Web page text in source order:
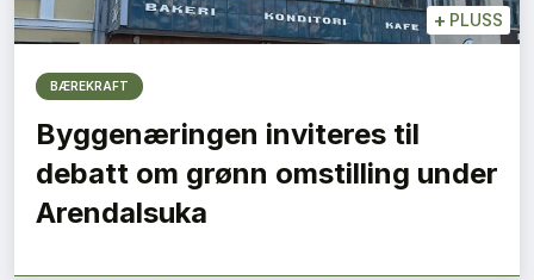
+ PLUSS
BÆREKRAFT
Byggenæringen inviteres til
debatt om grønn omstilling under
Arendalsuka